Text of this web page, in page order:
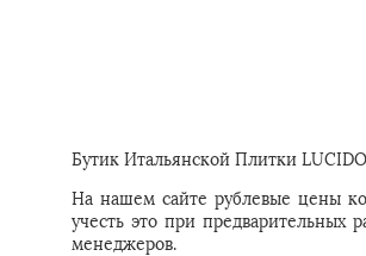
Бутик Итальянской Плитки
На нашем сайте рублевые цены
учесть это при
менеджеров.